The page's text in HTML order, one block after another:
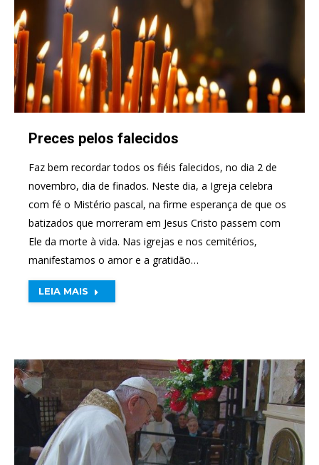
Preces pelos falecidos
Faz bem recordar todos os fiéis falecidos, no dia 2 de
novembro, dia de finados. Neste dia, a Igreja celebra
com fé o Mistério pascal, na firme esperança de que os
batizados que morreram em Jesus Cristo passem com
Ele da morte à vida. Nas igrejas e nos cemitérios,
manifestamos o amor e a gratidão…
LEIA MAIS